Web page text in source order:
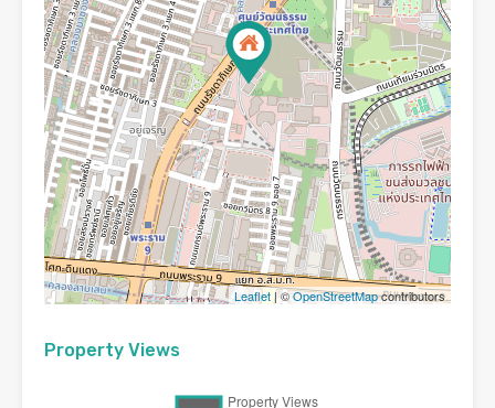
Leaflet| ©OpenStreetMapcontributors
Property Views